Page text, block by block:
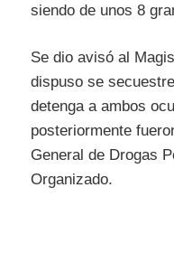
siendo de unos 8
Se dio avisó al
dispuso se
detenga a ambos
posteriormente
General de Drogas
Organizado.